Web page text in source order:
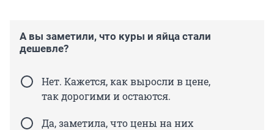
А вы заметили, что куры и яйца стали
дешевле?
Нет. Кажется, как выросли в цене,
так дорогими и остаются.
Да, заметила, что цены на них